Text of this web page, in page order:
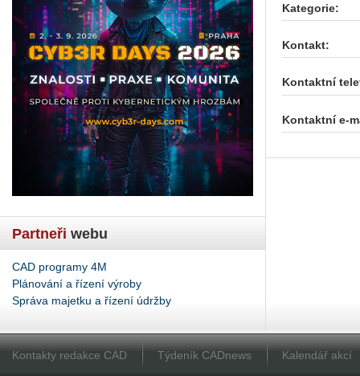
Partneři webu
CAD programy 4M
Plánování a řízení výroby
Správa majetku a řízení údržby
Kategorie:
Kontakt:
Kontaktní
Kontaktní e-
Kontakty redakce CAD Týdeník CADnews Kalendář akcí